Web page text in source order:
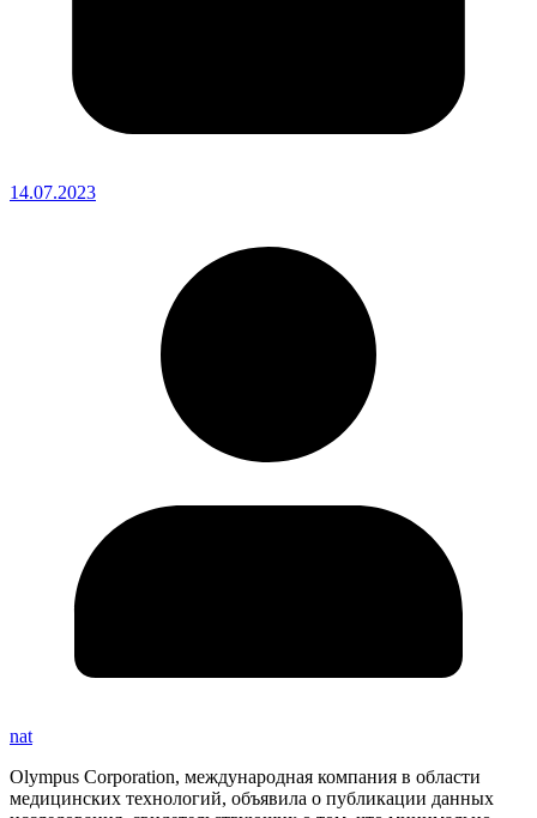
14.07.2023
nat
Olympus Corporation, международная компания в области
медицинских технологий, объявила о публикации данных